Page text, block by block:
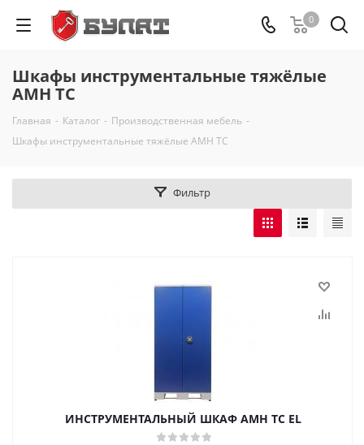
0
Шкафы инструментальные тяжёлые
AMH TC
Главная - Каталог - Производственная мебель -
Шкафы инструментальные тяжёлые AMH TC
Фильтр
ИНСТРУМЕНТАЛЬНЫЙ ШКАФ AMH TC EL